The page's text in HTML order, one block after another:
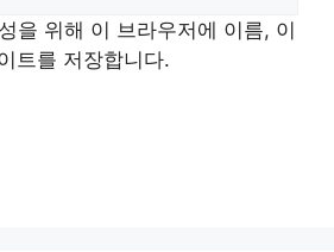
을 위해 이 브라우저에 이름, 이
트를 저장합니다.